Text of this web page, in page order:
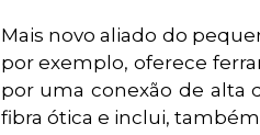
Mais novo aliado do
por exemplo, oferece
por uma conexão de alta
fibra ótica e inclui,